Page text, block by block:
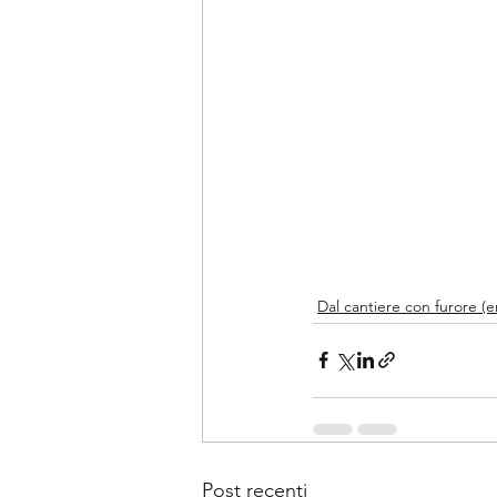
Dal cantiere con furore
Post recenti